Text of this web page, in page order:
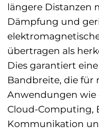
längere Distanzen
Dämpfung und
übertragen als
Dies garantiert
Bandbreite, die für
Anwendungen wie
Cloud-Computing,
Kommunikation